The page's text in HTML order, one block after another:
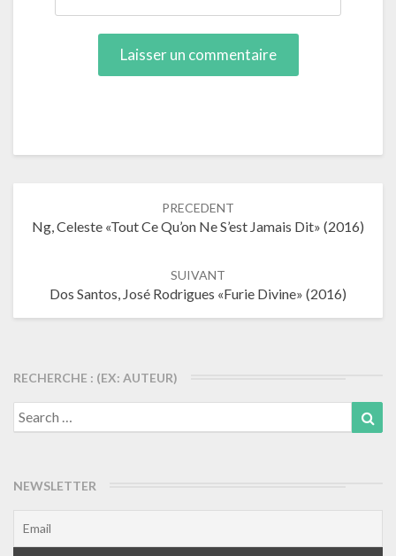
les
PRECEDENT
Ng, Celeste «Tout Ce Qu’on Ne S’est Jamais Dit» (2016)
SUIVANT
Dos Santos, José Rodrigues «Furie Divine» (2016)
RECHERCHE : (EX: AUTEUR)
Search
for:
NEWSLETTER